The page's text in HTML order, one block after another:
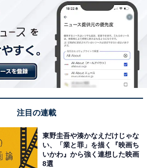
注目の連載
東野圭吾や湊かなえだけじゃな
い、「業と罪」を描く『映画ち
いかわ』から強く連想した映画
8選